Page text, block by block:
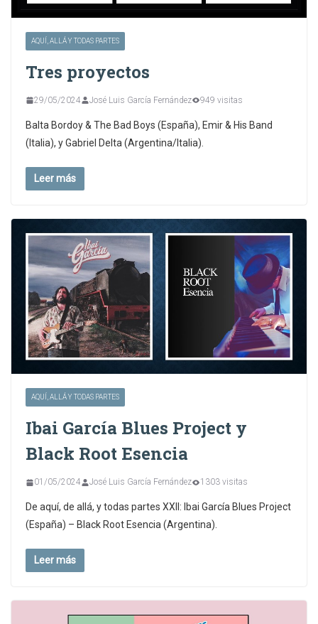
AQUÍ, ALLÁ Y TODAS PARTES
Tres proyectos
29/05/2024 José Luis García Fernández 949 visitas
Balta Bordoy & The Bad Boys (España), Emir & His Band
(Italia), y Gabriel Delta (Argentina/Italia).
Leer más
AQUÍ, ALLÁ Y TODAS PARTES
Ibai García Blues Project y
Black Root Esencia
01/05/2024 José Luis García Fernández 1303 visitas
De aquí, de allá, y todas partes XXII: Ibai García Blues Project
(España) – Black Root Esencia (Argentina).
Leer más